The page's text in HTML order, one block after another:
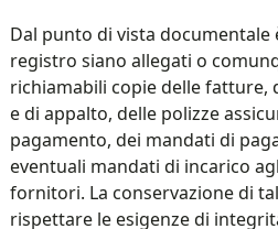
Dal punto di vista documentale
registro siano allegati o
richiamabili copie delle
e di appalto, delle polizze
pagamento, dei mandati di
eventuali mandati di incarico
fornitori. La conservazione di
rispettare le esigenze di